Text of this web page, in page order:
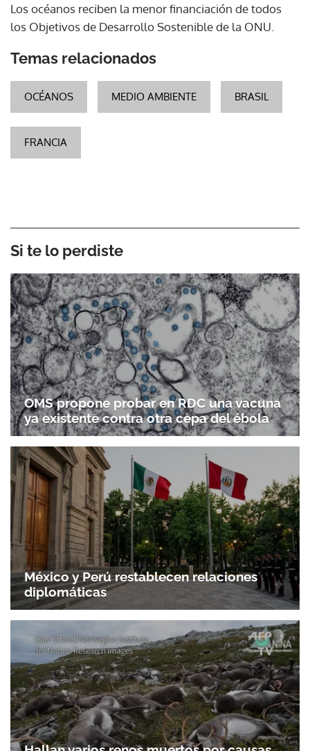
Los océanos reciben la menor financiación de todos
los Objetivos de Desarrollo Sostenible de la ONU.
Temas relacionados
OCÉANOS MEDIO AMBIENTE BRASIL
FRANCIA
Si te lo perdiste
OMS propone probar en RDC una vacuna
ya existente contra otra cepa del ébola
México y Perú restablecen relaciones
diplomáticas